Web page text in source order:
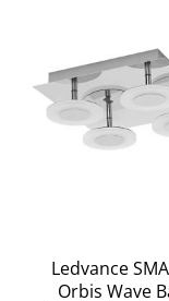
Ledvance
Orbis Wave